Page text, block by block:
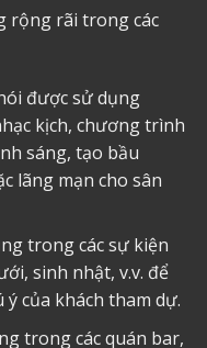
rộng rãi trong các
được sử dụng
kịch, chương trình
sáng, tạo bầu
lãng mạn cho sân
trong các sự kiện
sinh nhật, v.v. để
của khách tham dự.
trong các quán bar,